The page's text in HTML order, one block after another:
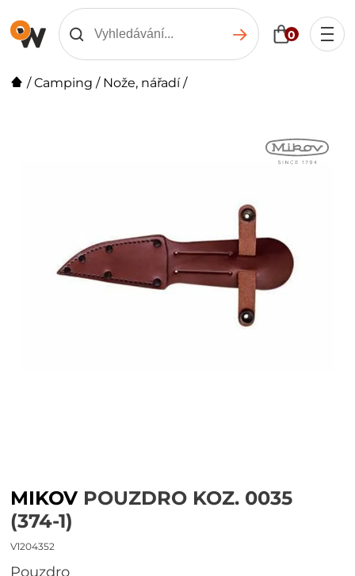
0
/Camping / Nože, nářadí/
MIKOV POUZDRO KOZ. 0035
(374-1)
V1204352
pouzdro